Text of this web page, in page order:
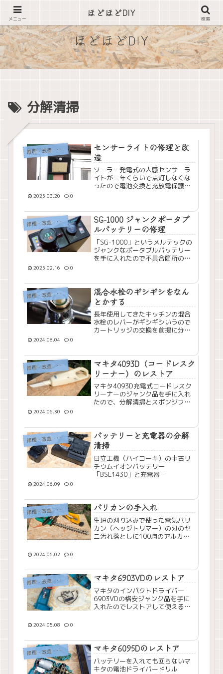
できそうな事は自分でやってみる
ほどほどDIY
分解清掃
修 理・改造・メンテナンス
センサーライトの修理と改
造
ソーラー発電式の人感センサーラ
イトが二年くらいで点灯しなくな
ったので電池交換と充放電保護基
2025.03.20 0
修 理・改造・メンテナンス
SG-1000 ジャンクポータブ
ルバッテリーの修理
「SG-1000」というメルテックの
ジャンクなポータブルバッテリー
を手に入れたので不具合箇所の確
2025.02.16 0
修 理・改造・メンテナンス
混合水栓のギシギシをなん
とかする
長年使用してきたキッチンの混合
水栓のレバーがギシギシいうので
カートリッジの交換を前提に分解
2024.08.04 0
修 理・改造・メンテナンス
マキタ4093D（コードレスク
リーナー）のレストア
マキタ4093D充電式コードレスク
リーナーのジャンク品を手に入れ
たので、分解清掃とスポンジフィ
2024.06.30 0
修 理・改造・メンテナンス
バッテリーと充電器の分解
清掃
日立工機（ハイコーキ）の中古リ
チウムイオンバッテリー
「BSL1430」と充電器
2024.06.09 0
修理・改造・メンテナンス バリカンの手入れ
生垣の刈り込みで使った電気バリ
カン（ヘッジトリマー）の刃のヤ
ニ汚れ落としに100均のアルカリ
2024.06.02 0
修 理・改造・メンテナンス マキタ6903VDのレストア
マキタのインパクトドライバー
6903VDの格安ジャンク品を手に
入れたのでレストアして使えるよ
2024.05.08 0
修 理・改造・メンテナンス マキタ6095Dのレストア
バッテリーを入れても回らないマ
キタの電池ドライバードリル
メニュー
ほどほどDIY
検索